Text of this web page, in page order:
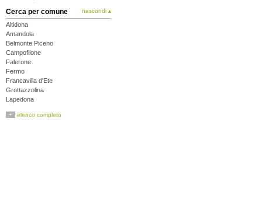
Cerca per comune nascondi ▴
Altidona
Amandola
Belmonte Piceno
Campofilone
Falerone
Fermo
Francavilla d'Ete
Grottazzolina
Lapedona
Massa Fermana
+ elenco completo